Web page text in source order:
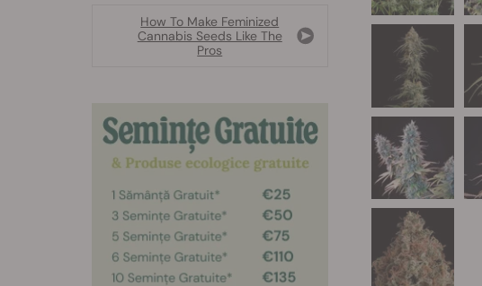
How To Make Feminized
Cannabis Seeds Like The
Pros